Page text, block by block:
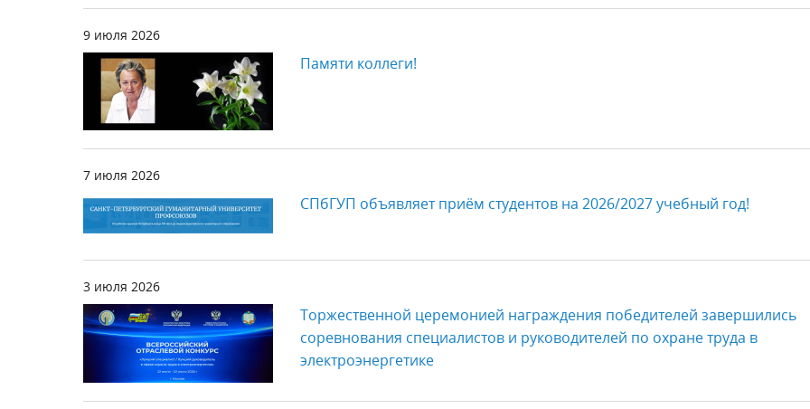
9 июля 2026
Памяти коллеги!
7 июля 2026
СПбГУП объявляет приём студентов на 2026/2027 учебный год!
3 июля 2026
Торжественной церемонией награждения победителей завершились
соревнования специалистов и руководителей по охране труда в
электроэнергетике